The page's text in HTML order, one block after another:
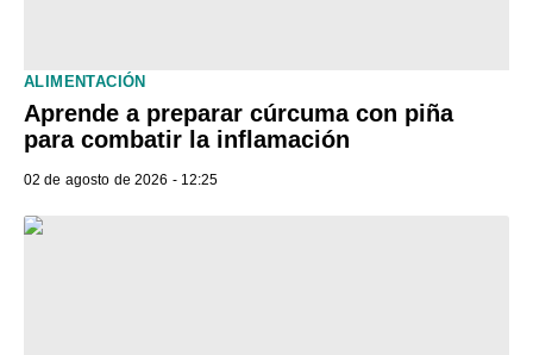
ALIMENTACIÓN
Aprende a preparar cúrcuma con piña
para combatir la inflamación
02 de agosto de 2026 - 12:25